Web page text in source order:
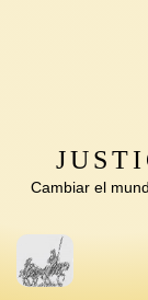
Cambiar el